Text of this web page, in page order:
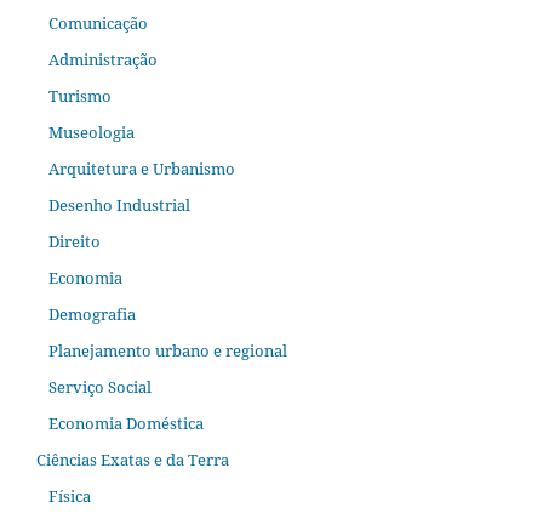
Comunicação
Administração
Turismo
Museologia
Arquitetura e Urbanismo
Desenho Industrial
Direito
Economia
Demografia
Planejamento urbano e regional
Serviço Social
Economia Doméstica
Ciências Exatas e da Terra
Física